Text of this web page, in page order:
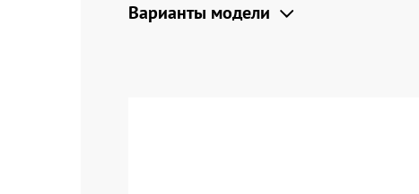
Варианты модели